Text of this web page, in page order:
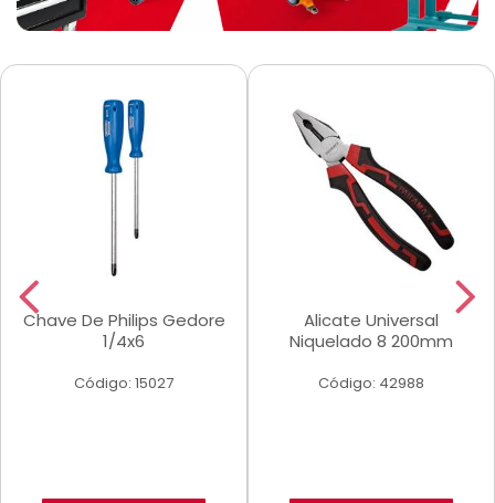
Chave De Philips Gedore
1/4x6
Código: 15027
Alicate Universal
Niquelado 8 200mm
Código: 42988